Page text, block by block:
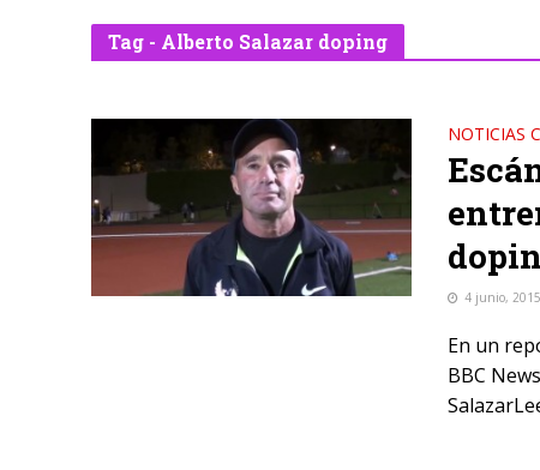
Tag - Alberto Salazar doping
NOTICIAS
4 junio, 2015
En un
BBC